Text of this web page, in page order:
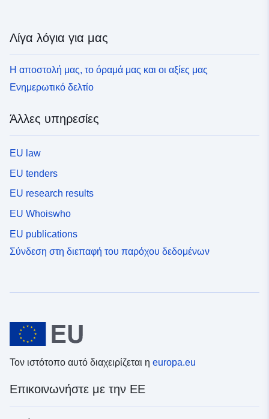
Λίγα λόγια για μας
Η αποστολή μας, το όραμά μας και οι αξίες μας
Ενημερωτικό δελτίο
Άλλες υπηρεσίες
EU law
EU tenders
EU research results
EU Whoiswho
EU publications
Σύνδεση στη διεπαφή του παρόχου δεδομένων
Τον ιστότοπο αυτό διαχειρίζεται η europa.eu
Επικοινωνήστε με την ΕΕ